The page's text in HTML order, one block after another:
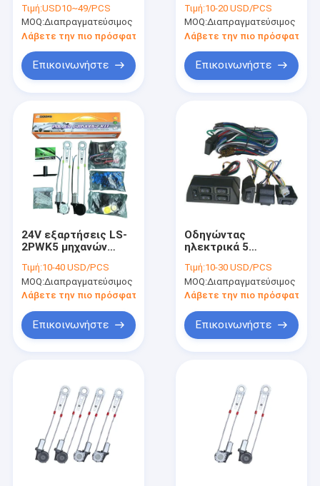
εξαρτήσεων
μηχανών παραθύρων
δύναμης
Τιμή:USD10~49/PCS
MOQ:Διαπραγματεύσιμος
Λάβετε την πιο πρόσφατη τιμή
Επικοινωνήστε
καθολική κορμών
16mm - 22mm
Τιμή:10-20 USD/PCS
MOQ:Διαπραγματεύσιμος
Λάβετε την πιο πρόσφατη
Επικοινωνήστε
24V εξαρτήσεις LS-
2PWK5 μηχανών
φορτηγών Chevy
ανυψωτών βαρέων
καθηκόντων
Τιμή:10-40 USD/PCS
MOQ:Διαπραγματεύσιμος
Λάβετε την πιο πρόσφατη τιμή
Επικοινωνήστε
Οδηγώντας
ηλεκτρικά 5
διακοπτών
παραθύρων δύναμης
καρφιτσών καθολικά
Τιμή:10-30 USD/PCS
MOQ:Διαπραγματεύσιμος
Λάβετε την πιο πρόσφατη
Επικοινωνήστε